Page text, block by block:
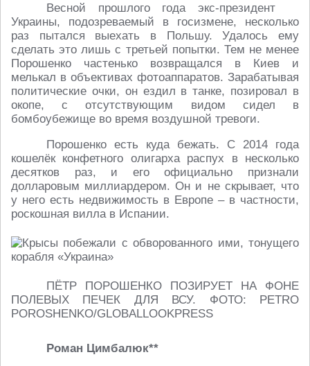
Весной прошлого года экс-президент
Украины, подозреваемый в госизмене, несколько
раз пытался выехать в Польшу. Удалось ему
сделать это лишь с третьей попытки. Тем не менее
Порошенко частенько возвращался в Киев и
мелькал в объективах фотоаппаратов. Зарабатывая
политические очки, он ездил в танке, позировал в
окопе, с отсутствующим видом сидел в
бомбоубежище во время воздушной тревоги.
Порошенко есть куда бежать. С 2014 года
кошелёк конфетного олигарха распух в несколько
десятков раз, и его официально признали
долларовым миллиардером. Он и не скрывает, что
у него есть недвижимость в Европе – в частности,
роскошная вилла в Испании.
ПЁТР ПОРОШЕНКО ПОЗИРУЕТ НА ФОНЕ
ПОЛЕВЫХ ПЕЧЕК ДЛЯ ВСУ. ФОТО: PETRO
POROSHENKO/GLOBALLOOKPRESS
Роман Цимбалюк**